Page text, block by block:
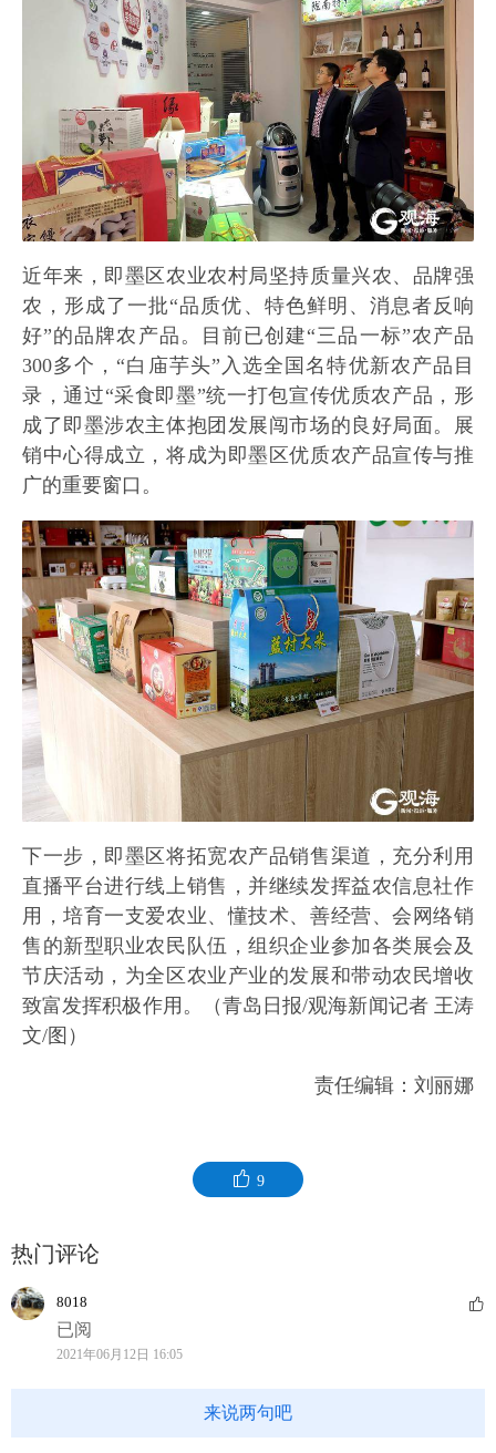
近年来，即墨区农业农村局坚持质量兴农、品牌强
农，形成了一批“品质优、特色鲜明、消息者反响
好”的品牌农产品。目前已创建“三品一标”农产品
300多个，“白庙芋头”入选全国名特优新农产品目
录，通过“采食即墨”统一打包宣传优质农产品，形
成了即墨涉农主体抱团发展闯市场的良好局面。展
销中心得成立，将成为即墨区优质农产品宣传与推
广的重要窗口。
下一步，即墨区将拓宽农产品销售渠道，充分利用
直播平台进行线上销售，并继续发挥益农信息社作
用，培育一支爱农业、懂技术、善经营、会网络销
售的新型职业农民队伍，组织企业参加各类展会及
节庆活动，为全区农业产业的发展和带动农民增收
致富发挥积极作用。（青岛日报/观海新闻记者 王涛
文/图）
责任编辑：刘丽娜
9
热门评论
8018
已阅
2021年06月12日 16:05
来说两句吧